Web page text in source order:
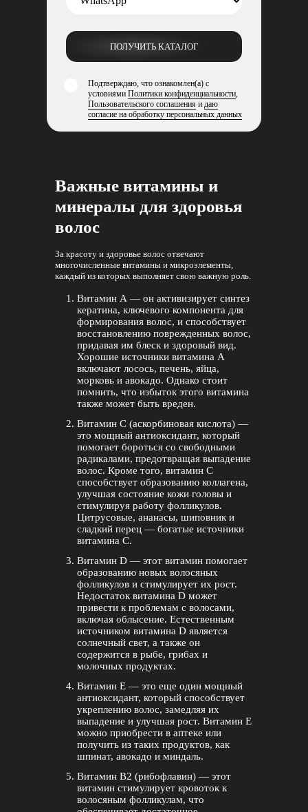
ПОЛУЧИТЬ КАТАЛОГ
Подтверждаю, что ознакомлен(а) с
условиями Политики конфиденциальности,
Пользовательского соглашения и даю
согласие на обработку персональных данных
Важные витамины и
минералы для здоровья
волос
За красоту и здоровье волос отвечают
многочисленные витамины и микроэлементы,
каждый из которых выполняет свою важную роль.
Витамин А — он активизирует синтез
кератина, ключевого компонента для
формирования волос, и способствует
восстановлению поврежденных волос,
придавая им блеск и здоровый вид.
Хорошие источники витамина А
включают лосось, печень, яйца,
морковь и авокадо. Однако стоит
помнить, что избыток этого витамина
также может быть вреден.
Витамин С (аскорбиновая кислота) —
это мощный антиоксидант, который
помогает бороться со свободными
радикалами, предотвращая выпадение
волос. Кроме того, витамин С
способствует образованию коллагена,
улучшая состояние кожи головы и
стимулируя работу фолликулов.
Цитрусовые, ананасы, шиповник и
сладкий перец — богатые источники
витамина С.
Витамин D — этот витамин помогает
образованию новых волосяных
фолликулов и стимулирует их рост.
Недостаток витамина D может
привести к проблемам с волосами,
включая облысение. Естественным
источником витамина D является
солнечный свет, а также он
содержится в рыбе, грибах и
молочных продуктах.
Витамин Е — это еще один мощный
антиоксидант, который способствует
укреплению волос, замедляя их
выпадение и улучшая рост. Витамин Е
можно приобрести в аптеке или
получить из таких продуктов, как
шпинат, авокадо и миндаль.
Витамин B2 (рибофлавин) — этот
витамин стимулирует кровоток к
волосяным фолликулам, что